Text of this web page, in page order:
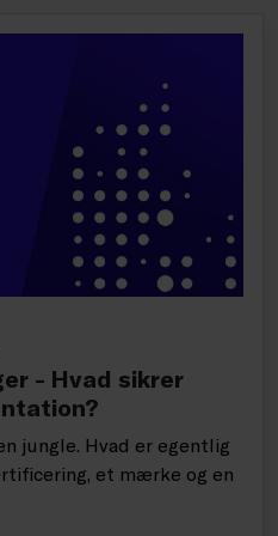
- Hvad sikrer
jungle. Hvad er egentlig
et mærke og en